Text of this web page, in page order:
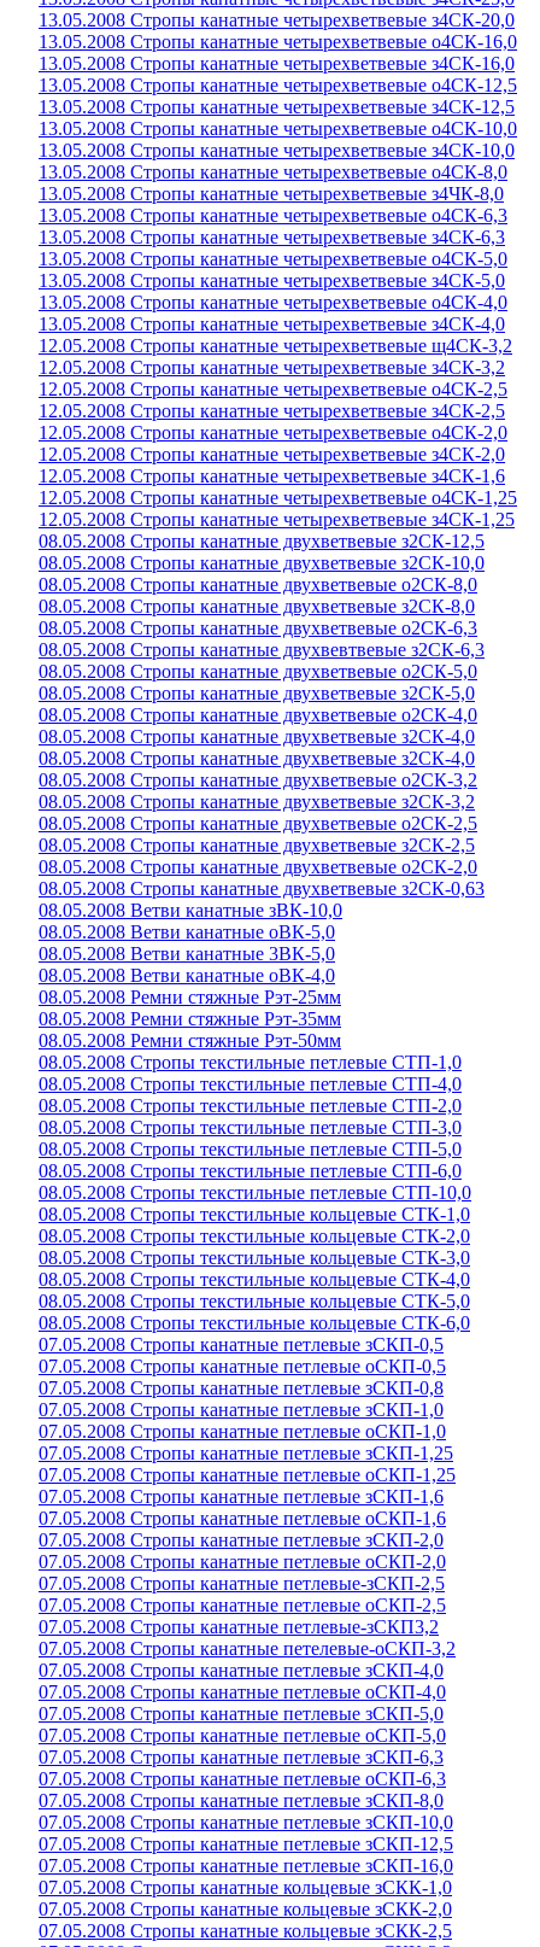
13.05.2008 Стропы канатные четырехветвевые з4СК-20,0
13.05.2008 Стропы канатные четырехветвевые о4СК-16,0
13.05.2008 Стропы канатные четырехветвевые з4СК-16,0
13.05.2008 Стропы канатные четырехветвевые о4СК-12,5
13.05.2008 Стропы канатные четырехветвевые з4СК-12,5
13.05.2008 Стропы канатные четырехветвевые о4СК-10,0
13.05.2008 Стропы канатные четырехветвевые з4СК-10,0
13.05.2008 Стропы канатные четырехветвевые о4СК-8,0
13.05.2008 Стропы канатные четырехветвевые з4ЧК-8,0
13.05.2008 Стропы канатные четырехветвевые о4СК-6,3
13.05.2008 Стропы канатные четырехветвевые з4СК-6,3
13.05.2008 Стропы канатные четырехветвевые о4СК-5,0
13.05.2008 Стропы канатные четырехветвевые з4СК-5,0
13.05.2008 Стропы канатные четырехветвевые о4СК-4,0
13.05.2008 Стропы канатные четырехветвевые з4СК-4,0
12.05.2008 Стропы канатные четырехветвевые щ4СК-3,2
12.05.2008 Стропы канатные четырехветвевые з4СК-3,2
12.05.2008 Стропы канатные четырехветвевые о4СК-2,5
12.05.2008 Стропы канатные четырехветвевые з4СК-2,5
12.05.2008 Стропы канатные четырехветвевые о4СК-2,0
12.05.2008 Стропы канатные четырехветвевые з4СК-2,0
12.05.2008 Стропы канатные четырехветвевые з4СК-1,6
12.05.2008 Стропы канатные четырехветвевые о4СК-1,25
12.05.2008 Стропы канатные четырехветвевые з4СК-1,25
08.05.2008 Стропы канатные двухветвевые з2СК-12,5
08.05.2008 Стропы канатные двухветвевые з2СК-10,0
08.05.2008 Стропы канатные двухветвевые о2СК-8,0
08.05.2008 Стропы канатные двухветвевые з2СК-8,0
08.05.2008 Стропы канатные двухветвевые о2СК-6,3
08.05.2008 Стропы канатные двухвевтвевые з2СК-6,3
08.05.2008 Стропы канатные двухветвевые о2СК-5,0
08.05.2008 Стропы канатные двухветвевые з2СК-5,0
08.05.2008 Стропы канатные двухветвевые о2СК-4,0
08.05.2008 Стропы канатные двухветвевые з2СК-4,0
08.05.2008 Стропы канатные двухветвевые з2СК-4,0
08.05.2008 Стропы канатные двухветвевые о2СК-3,2
08.05.2008 Стропы канатные двухветвевые з2СК-3,2
08.05.2008 Стропы канатные двухветвевые о2СК-2,5
08.05.2008 Стропы канатные двухветвевые з2СК-2,5
08.05.2008 Стропы канатные двухветвевые о2СК-2,0
08.05.2008 Стропы канатные двухветвевые з2СК-0,63
08.05.2008 Ветви канатные зВК-10,0
08.05.2008 Ветви канатные оВК-5,0
08.05.2008 Ветви канатные 3ВК-5,0
08.05.2008 Ветви канатные оВК-4,0
08.05.2008 Ремни стяжные Рэт-25мм
08.05.2008 Ремни стяжные Рэт-35мм
08.05.2008 Ремни стяжные Рэт-50мм
08.05.2008 Стропы текстильные петлевые СТП-1,0
08.05.2008 Стропы текстильные петлевые СТП-4,0
08.05.2008 Стропы текстильные петлевые СТП-2,0
08.05.2008 Стропы текстильные петлевые СТП-3,0
08.05.2008 Стропы текстильные петлевые СТП-5,0
08.05.2008 Стропы текстильные петлевые СТП-6,0
08.05.2008 Стропы текстильные петлевые СТП-10,0
08.05.2008 Стропы текстильные кольцевые СТК-1,0
08.05.2008 Стропы текстильные кольцевые СТК-2,0
08.05.2008 Стропы текстильные кольцевые СТК-3,0
08.05.2008 Стропы текстильные кольцевые СТК-4,0
08.05.2008 Стропы текстильные кольцевые СТК-5,0
08.05.2008 Стропы текстильные кольцевые СТК-6,0
07.05.2008 Стропы канатные петлевые зСКП-0,5
07.05.2008 Стропы канатные петлевые оСКП-0,5
07.05.2008 Стропы канатные петлевые зСКП-0,8
07.05.2008 Стропы канатные петлевые зСКП-1,0
07.05.2008 Стропы канатные петлевые оСКП-1,0
07.05.2008 Стропы канатные петлевые зСКП-1,25
07.05.2008 Стропы канатные петлевые оСКП-1,25
07.05.2008 Стропы канатные петлевые зСКП-1,6
07.05.2008 Стропы канатные петлевые оСКП-1,6
07.05.2008 Стропы канатные петлевые зСКП-2,0
07.05.2008 Стропы канатные петлевые оСКП-2,0
07.05.2008 Стропы канатные петлевые-зСКП-2,5
07.05.2008 Стропы канатные петлевые оСКП-2,5
07.05.2008 Стропы канатные петлевые-зСКП3,2
07.05.2008 Стропы канатные петелевые-оСКП-3,2
07.05.2008 Стропы канатные петлевые зСКП-4,0
07.05.2008 Стропы канатные петлевые оСКП-4,0
07.05.2008 Стропы канатные петлевые зСКП-5,0
07.05.2008 Стропы канатные петлевые оСКП-5,0
07.05.2008 Стропы канатные петлевые зСКП-6,3
07.05.2008 Стропы канатные петлевые оСКП-6,3
07.05.2008 Стропы канатные петлевые зСКП-8,0
07.05.2008 Стропы канатные петлевые зСКП-10,0
07.05.2008 Стропы канатные петлевые зСКП-12,5
07.05.2008 Стропы канатные петлевые зСКП-16,0
07.05.2008 Стропы канатные кольцевые зСКК-1,0
07.05.2008 Стропы канатные кольцевые зСКК-2,0
07.05.2008 Стропы канатные кольцевые зСКК-2,5